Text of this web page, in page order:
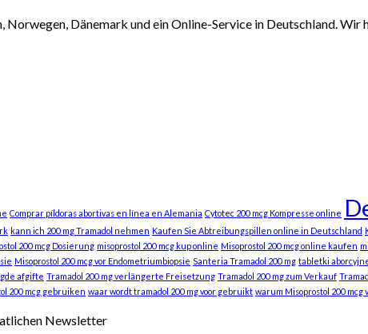
€210
Norwegen, Dänemark und ein Online-Service in Deutschland.
Comprar píldoras abortivas en línea en Alemania Cytotec 200 mcg Kompresse online
kann ich 200 mg Tramadol nehmen Kaufen Sie Abtreibungspillen online in Deutschland
200 mcg Dosierung misoprostol 200 mcg kup online Misoprostol 200 mcg online kaufen
Misoprostol 200 mcg vor Endometriumbiopsie Santeria Tramadol 200 mg tabletki
afgifte Tramadol 200 mg verlängerte Freisetzung Tramadol 200 mg zum Verkauf
200 mcg gebruiken waar wordt tramadol 200 mg voor gebruikt warum Misoprostol 200 mcg
Newsletter